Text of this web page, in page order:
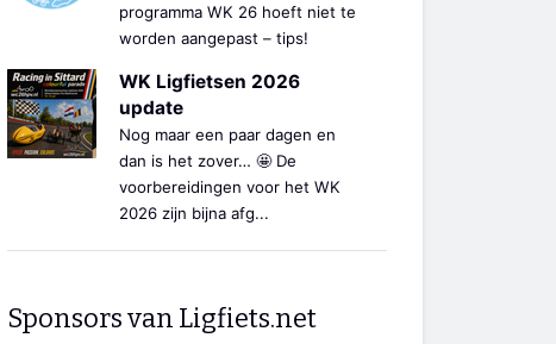
programma WK 26 hoeft niet te
worden aangepast – tips!
WK Ligfietsen 2026
update
Nog maar een paar dagen en
dan is het zover… 🤩 De
voorbereidingen voor het WK
2026 zijn bijna afg...
Sponsors van Ligfiets.net